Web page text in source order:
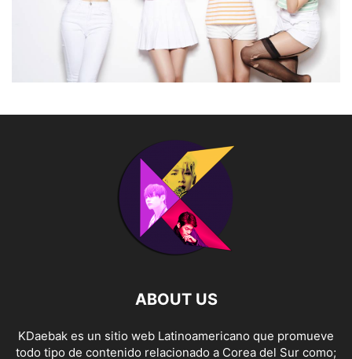
ABOUT US
KDaebak es un sitio web Latinoamericano que promueve
todo tipo de contenido relacionado a Corea del Sur como;